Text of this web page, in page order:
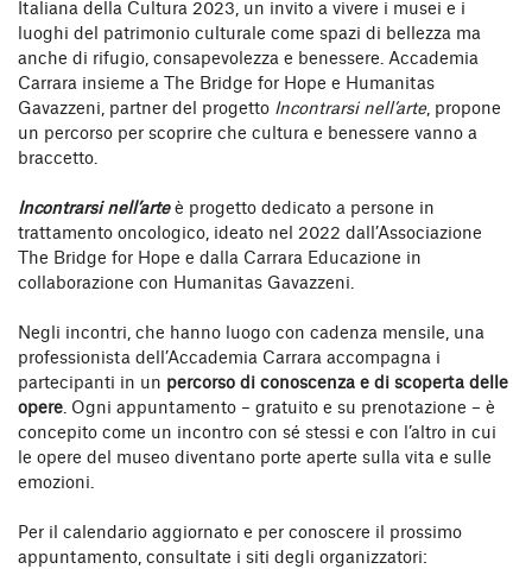
Italiana della Cultura 2023, un invito a vivere i musei e i
luoghi del patrimonio culturale come spazi di bellezza ma
anche di rifugio, consapevolezza e benessere. Accademia
Carrara insieme a The Bridge for Hope e Humanitas
Gavazzeni, partner del progetto Incontrarsi nell’arte, propone
un percorso per scoprire che cultura e benessere vanno a
braccetto.
Incontrarsi nell’arteè progetto dedicato a persone in
trattamento oncologico, ideato nel 2022 dall’Associazione
The Bridge for Hope e dalla Carrara Educazione in
collaborazione con Humanitas Gavazzeni.
Negli incontri, che hanno luogo con cadenza mensile, una
professionista dell’Accademia Carrara accompagna i
partecipanti in un percorso di conoscenza e di scoperta delle
opere. Ogni appuntamento – gratuito e su prenotazione – è
concepito come un incontro con sé stessi e con l’altro in cui
le opere del museo diventano porte aperte sulla vita e sulle
emozioni.
Per il calendario aggiornato e per conoscere il prossimo
appuntamento, consultate i siti degli organizzatori: